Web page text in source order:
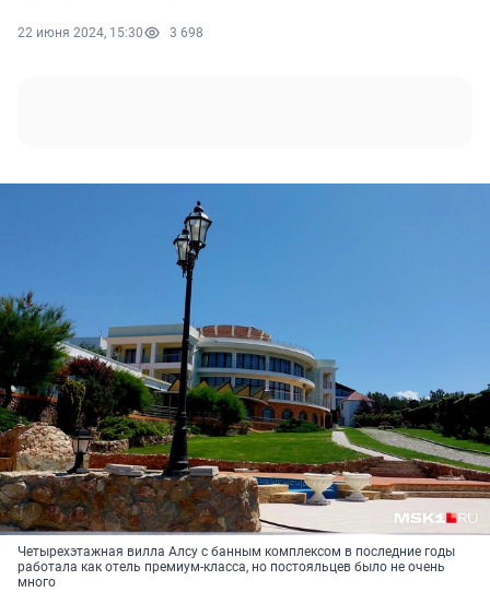
22 июня 2024, 15:30 3 698
Четырехэтажная вилла Алсу с банным комплексом в последние годы
работала как отель премиум-класса, но постояльцев было не очень
много